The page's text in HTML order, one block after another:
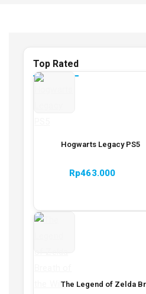
Top Rated
Hogwarts Legacy PS5
Rp463.000
The Legend of Zelda